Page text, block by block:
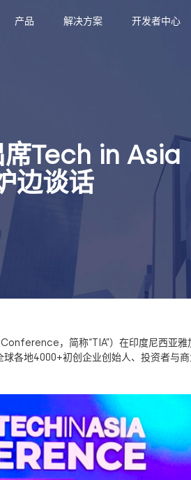
产品 解决方案 开发者中心
席Tech in Asia
边谈话
Conference，简称“TIA”）在印度尼西亚雅
球各地4000+初创企业创始人、投资者与商